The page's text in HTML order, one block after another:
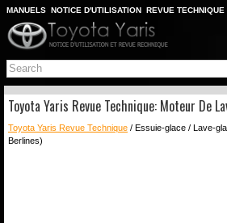
MANUELS NOTICE D'UTILISATION REVUE TECHNIQUE
PLAN DU SITE
CHERCHER
Toyota Yaris Revue Technique: Moteur De
Toyota Yaris Revue Technique / Essuie-glace / Lave-
Berlines)